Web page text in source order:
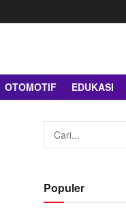
OTOMOTIF EDUKASI
Populer